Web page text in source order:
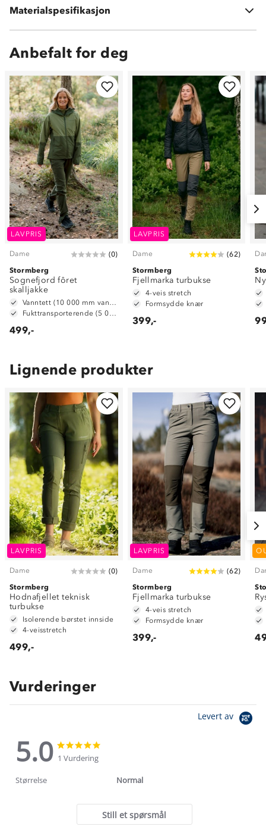
Materialspesifikasjon
5 % spandex
Anbefalt for deg
LAVPRIS
Dame (0)
Stormberg
Sognefjord fôret
skalljakke
499,-
LAVPRIS
Dame (62)
Stormberg
Fjellmarka turbukse
4-veis stretch
Formsydde knær
399,-
Lignende produkter
LAVPRIS
Dame (0)
Stormberg
Hodnafjellet teknisk
turbukse
Isolerende børstet innside
4-veisstretch
499,-
LAVPRIS
Dame (62)
Stormberg
Fjellmarka turbukse
4-veis stretch
Formsydde knær
399,-
Vurderinger
Levert av
5.0
5.0
star
rating
1 Vurdering
Størrelse Normal
Still et spørsmål